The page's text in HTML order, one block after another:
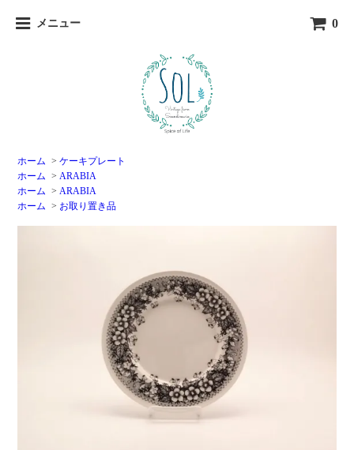
メニュー 0
ホーム >ケーキプレート
ホーム > ARABIA
ホーム > ARABIA
ホーム > お取り置き品